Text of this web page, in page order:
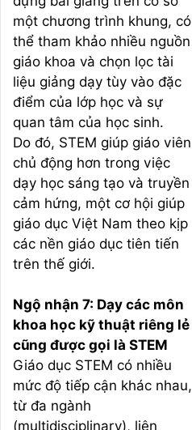
một chương trình khung, có
thể tham khảo nhiều nguồn
giáo khoa và chọn lọc tài
liệu giảng dạy tùy vào đặc
điểm của lớp học và sự
quan tâm của học sinh.
Do đó, STEM giúp giáo viên
chủ động hơn trong việc
dạy học sáng tạo và truyền
cảm hứng, một cơ hội giúp
giáo dục Việt Nam theo kịp
các nền giáo dục tiên tiến
trên thế giới.
Ngộ nhận 7: Dạy các môn
khoa học kỹ thuật riêng lẻ
cũng được gọi là STEM
Giáo dục STEM có nhiều
mức độ tiếp cận khác nhau,
từ đa ngành
(multidisciplinary), liên